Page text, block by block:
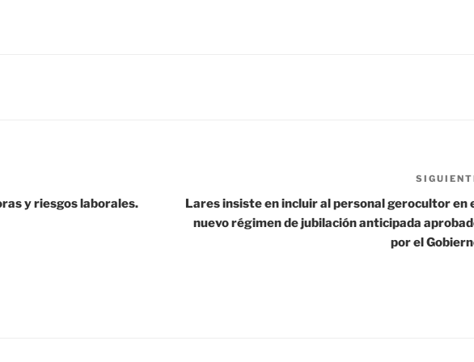
y riesgos laborales.
Lares insiste en incluir al personal gerocultor en
nuevo régimen de jubilación anticipada
por el